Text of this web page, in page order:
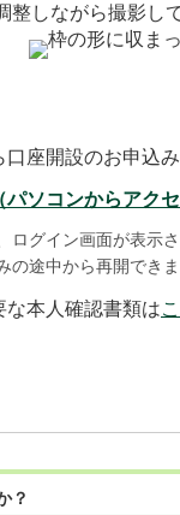
整しながら撮影し
座開設のお申込
ソコンからアク
ログイン画面が表
の途中から再開でき
本人確認書類は
？